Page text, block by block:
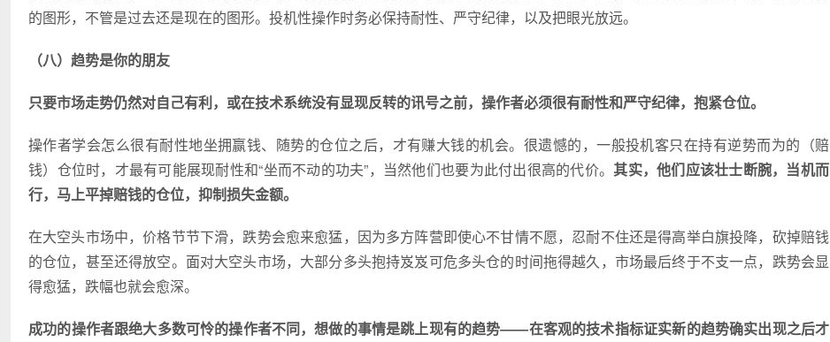
的图形，不管是过去还是现在的图形。投机性操作时务必保持耐性、严守纪律，以及把眼光放远。
（八）趋势是你的朋友
只要市场走势仍然对自己有利，或在技术系统没有显现反转的讯号之前，操作者必须很有耐性和严守纪律，抱紧仓位。
操作者学会怎么很有耐性地坐拥赢钱、随势的仓位之后，才有赚大钱的机会。很遗憾的，一般投机客只在持有逆势而为的（赔
钱）仓位时，才最有可能展现耐性和“坐而不动的功夫”，当然他们也要为此付出很高的代价。其实，他们应该壮士断腕，当机而
行，马上平掉赔钱的仓位，抑制损失金额。
在大空头市场中，价格节节下滑，跌势会愈来愈猛，因为多方阵营即使心不甘情不愿，忍耐不住还是得高举白旗投降，砍掉赔钱
的仓位，甚至还得放空。面对大空头市场，大部分多头抱持岌岌可危多头仓的时间拖得越久，市场最后终于不支一点，跌势会显
得愈猛，跌幅也就会愈深。
成功的操作者跟绝大多数可怜的操作者不同，想做的事情是跳上现有的趋势――在客观的技术指标证实新的趋势确实出现之后才